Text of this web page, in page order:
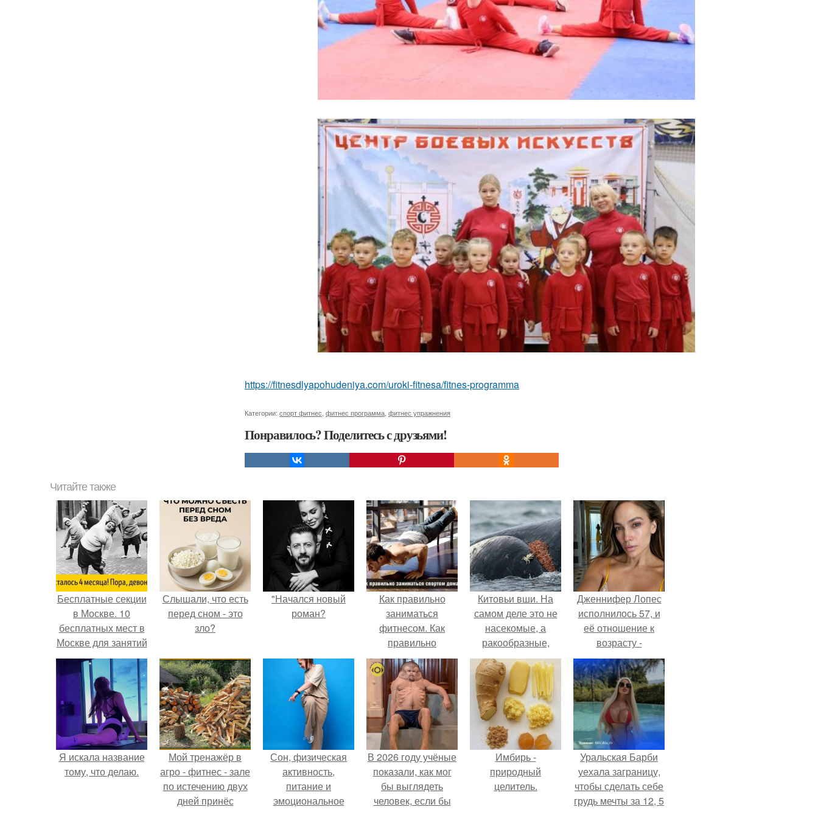
https://fitnesdlyapohudeniya.com/uroki-fitnesa/fitnes-programma
Категории: спорт фитнес, фитнес программа, фитнес упражнения
Понравилось? Поделитесь с друзьями!
Читайте также
Бесплатные секции
в Москве. 10
бесплатных мест в
Москве для занятий
спортом.
Слышали, что есть
перед сном - это
зло?
"Начался новый
роман?
Как правильно
заниматься
фитнесом. Как
правильно
заниматься
спортом в
домашних
условиях.
Китовьи вши. На
самом деле это не
насекомые, а
ракообразные,
относящиеся к
бокоплавам.
Дженнифер Лопес
исполнилось 57, и
её отношение к
возрасту -
настоящий
манифест
уверенности: "не
говорите, что я
отлично выгляжу
для 57.
Я искала название
тому, что делаю.
Мой тренажёр в
агро - фитнес - зале
по истечению двух
дней принёс
Сон, физическая
активность,
питание и
эмоциональное
В 2026 году учёные
показали, как мог
бы выглядеть
человек, если бы
Имбирь -
природный
целитель.
Уральская Барби
уехала заграницу,
чтобы сделать себе
грудь мечты за 12, 5